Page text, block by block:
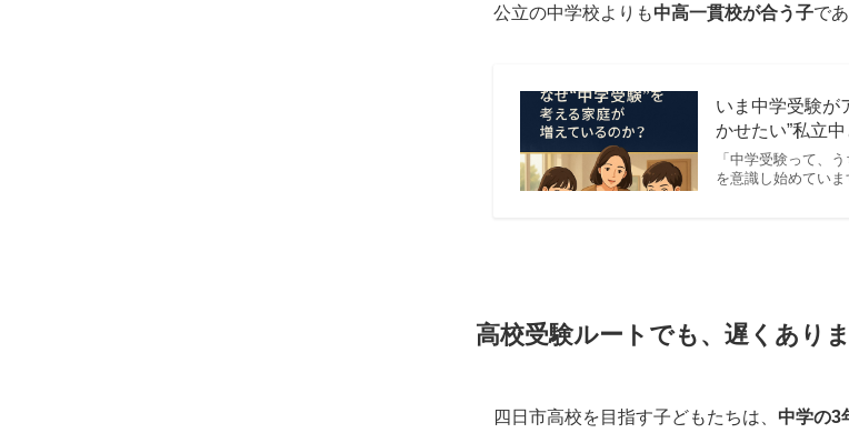
公立の中学校よりも中高一貫校が合う子で
いま中学受験が
かせたい”私立
「中学受験って、
を意識し始めてい
高校受験ルートでも、遅くあり
四日市高校を目指す子どもたちは、 中学の3